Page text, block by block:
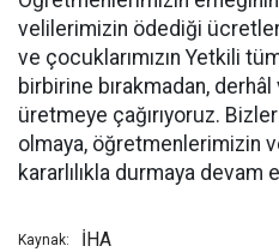
velilerimizin ödediği
ve çocuklarımızın Yetkili
birbirine bırakmadan,
üretmeye çağırıyoruz.
olmaya, öğretmenlerimizin
kararlılıkla durmaya devam
Kaynak: İHA